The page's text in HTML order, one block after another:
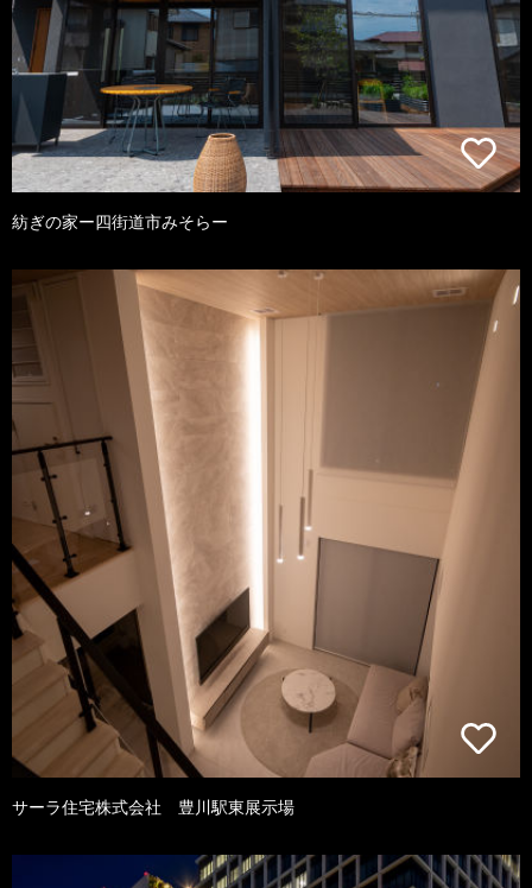
紡ぎの家ー四街道市みそらー
サーラ住宅株式会社 豊川駅東展示場